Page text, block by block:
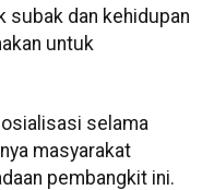
subak dan kehidupan
untuk
selama
masyarakat
pembangkit ini.